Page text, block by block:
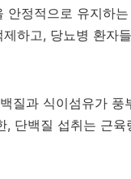
안정적으로 유지하
하고, 당뇨병 환자
질과 식이섬유가
, 단백질 섭취는 근